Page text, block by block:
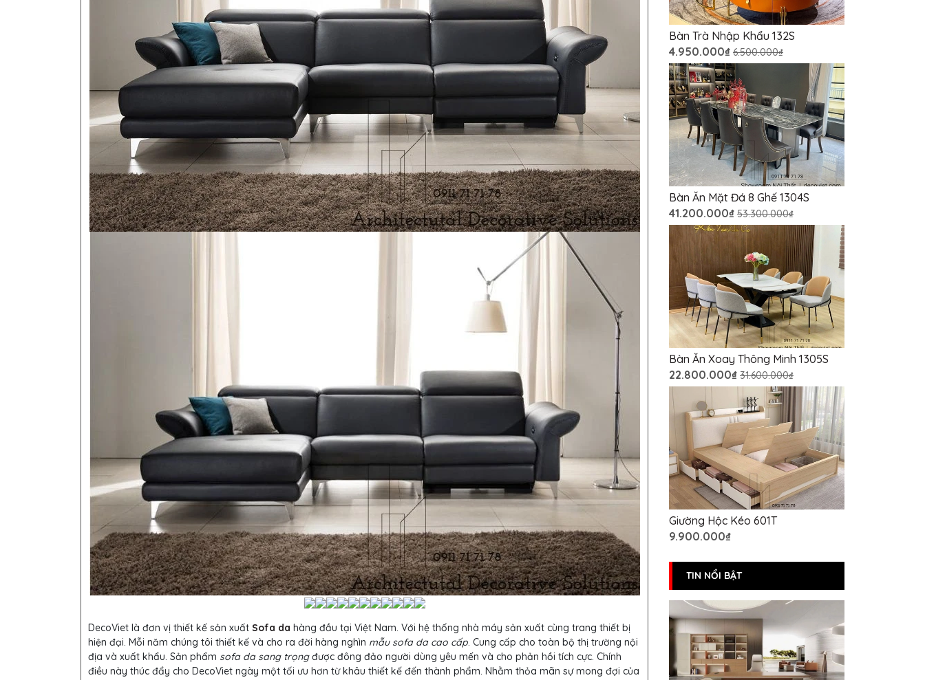
DecoViet là đơn vị thiết kế sản xuất Sofa da hàng đầu tại Việt Nam. Với hệ thống nhà máy sản xuất cùng trang thiết bị
hiện đại. Mỗi năm chúng tôi thiết kế và cho ra đời hàng nghìn mẫu sofa da cao cấp . Cung cấp cho toàn bộ thị trường nội
địa và xuất khẩu. Sản phẩm sofa da sang trọngđược đông đảo người dùng yêu mến và cho phản hồi tích cực. Chính
điều này thúc đẩy cho DecoViet ngày một tối ưu hơn từ khâu thiết kế đến thành phẩm. Nhằm thỏa mãn sự mong đợi của
Bàn Trà Nhập Khẩu 132S
4.950.000₫ 6.500.000₫
Bàn Ăn Mặt Đá 8 Ghế 1304S
41.200.000₫ 53.300.000₫
Bàn Ăn Xoay Thông Minh 1305S
22.800.000₫ 31.600.000₫
Giường Hộc Kéo 601T
9.900.000₫
TIN NỔI BẬT